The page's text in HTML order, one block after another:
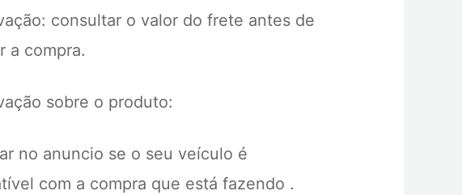
consultar o valor do frete antes de
a compra.
sobre o produto:
no anuncio se o seu veículo é
com a compra que está fazendo .